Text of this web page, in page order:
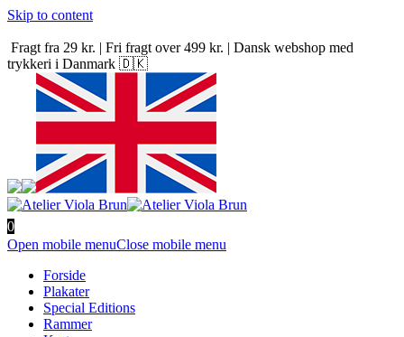
Skip to content
Fragt fra 29 kr. | Fri fragt over 499 kr. | Dansk webshop med
trykkeri i Danmark 🇩🇰
0
Open mobile menuClose mobile menu
Forside
Plakater
Special Editions
Rammer